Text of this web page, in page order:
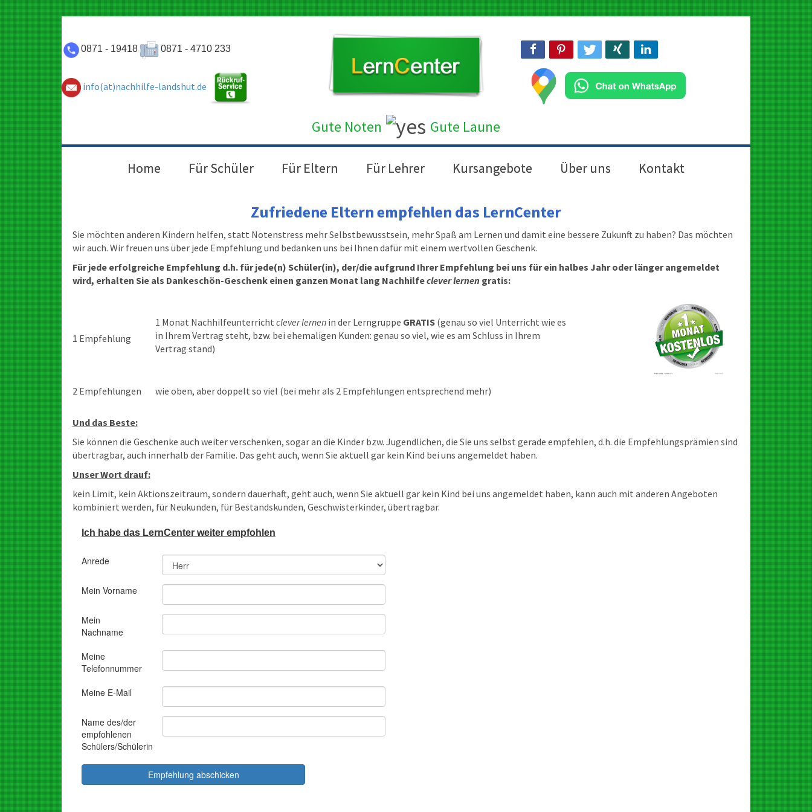
0871 - 19418 0871 - 4710 233
info(at)nachhilfe-landshut.de
Gute Noten Gute Laune
Home Für Schüler Für Eltern Für Lehrer Kursangebote Über uns Kontakt
Zufriedene Eltern empfehlen das LernCenter
Sie möchten anderen Kindern helfen, statt Notenstress mehr Selbstbewusstsein, mehr Spaß am Lernen und damit eine bessere Zukunft zu haben? Das möchten
wir auch. Wir freuen uns über jede Empfehlung und bedanken uns bei Ihnen dafür mit einem wertvollen Geschenk.
Für jede erfolgreiche Empfehlung d.h. für jede(n) Schüler(in), der/die aufgrund Ihrer Empfehlung bei uns für ein halbes Jahr oder länger angemeldet
wird, erhalten Sie als Dankeschön-Geschenk einen ganzen Monat lang Nachhilfeclever lernen gratis:
1 Empfehlung
1 Monat Nachhilfeunterricht clever lernenin der Lerngruppe GRATIS(genau so viel Unterricht wie es
in Ihrem Vertrag steht, bzw. bei ehemaligen Kunden: genau so viel, wie es am Schluss in Ihrem
Vertrag stand)
2 Empfehlungen wie oben, aber doppelt so viel (bei mehr als 2 Empfehlungen entsprechend mehr)
Und das Beste:
Sie können die Geschenke auch weiter verschenken, sogar an die Kinder bzw. Jugendlichen, die Sie uns selbst gerade empfehlen, d.h. die Empfehlungsprämien sind
übertragbar, auch innerhalb der Familie. Das geht auch, wenn Sie aktuell gar kein Kind bei uns angemeldet haben.
Unser Wort drauf:
kein Limit, kein Aktionszeitraum, sondern dauerhaft, geht auch, wenn Sie aktuell gar kein Kind bei uns angemeldet haben, kann auch mit anderen Angeboten
kombiniert werden, für Neukunden, für Bestandskunden, Geschwisterkinder, übertragbar.